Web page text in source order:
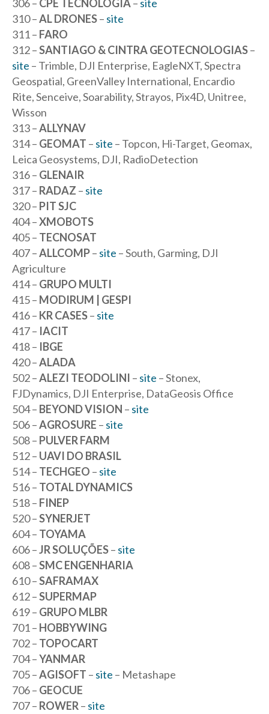
306 – CPE TECNOLOGIA– site
310 –AL DRONES– site
311 – FARO
312 –SANTIAGO & CINTRA GEOTECNOLOGIAS–
site – Trimble, DJI Enterprise, EagleNXT, Spectra
Geospatial, GreenValley International, Encardio
Rite, Senceive, Soarability, Strayos, Pix4D, Unitree,
Wisson
313 –ALLYNAV
314 – GEOMAT – site – Topcon, Hi-Target, Geomax,
Leica Geosystems, DJI, RadioDetection
316 – GLENAIR
317 – RADAZ – site
320 – PIT SJC
404 –XMOBOTS
405 – TECNOSAT
407 –ALLCOMP– site – South, Garming, DJI
Agriculture
414 – GRUPO MULTI
415 – MODIRUM | GESPI
416 – KR CASES– site
417 – IACIT
418 – IBGE
420 –ALADA
502 –ALEZI TEODOLINI – site – Stonex,
FJDynamics, DJI Enterprise, DataGeosis Office
504 – BEYOND VISION – site
506 –AGROSURE – site
508 – PULVER FARM
512 – UAVI DO BRASIL
514 – TECHGEO – site
516 – TOTAL DYNAMICS
518 – FINEP
520 –SYNERJET
604 – TOYAMA
606 –JR SOLUÇÕES– site
608 –SMC ENGENHARIA
610 –SAFRAMAX
612 –SUPERMAP
619 – GRUPO MLBR
701 – HOBBYWING
702 – TOPOCART
704 –YANMAR
705 –AGISOFT – site – Metashape
706 – GEOCUE
707 – ROWER– site